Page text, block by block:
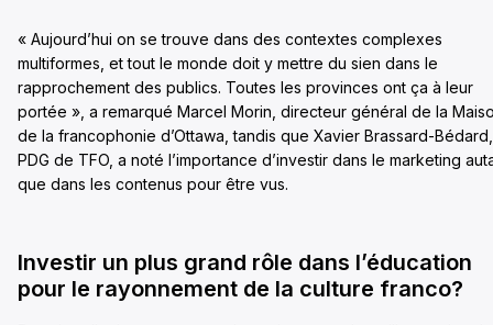
« Aujourd’hui on se trouve dans des contextes complexes
multiformes, et tout le monde doit y mettre du sien dans le
rapprochement des publics. Toutes les provinces ont ça à leur
portée », a remarqué Marcel Morin, directeur général de la
de la francophonie d’Ottawa, tandis que Xavier Brassard-
PDG de TFO, a noté l’importance d’investir dans le marketing
que dans les contenus pour être vus.
Investir un plus grand rôle dans l’éducation
pour le rayonnement de la culture franco?